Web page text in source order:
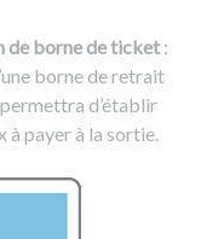
de borne de ticket:
borne de retrait
d’établir
payer à la sortie.